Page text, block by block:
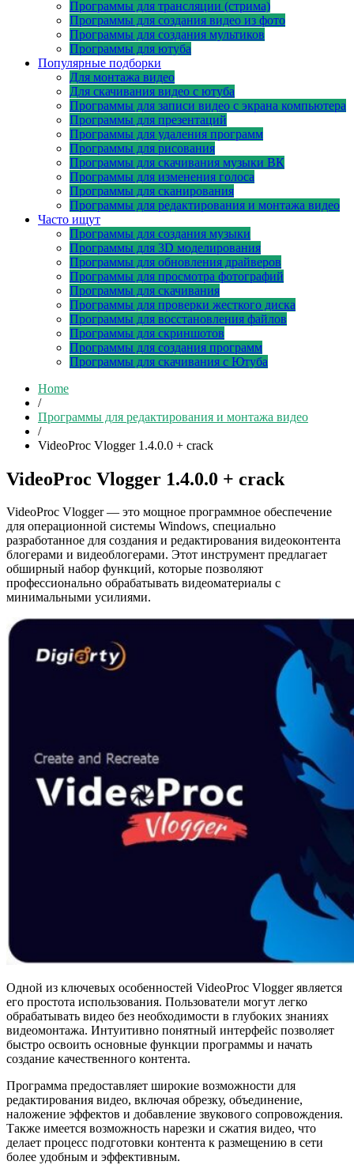
Программы для трансляции (стрима)
Программы для создания видео из фото
Программы для создания мультиков
Программы для ютуба
Популярные подборки
Для монтажа видео
Для скачивания видео с ютуба
Программы для записи видео с экрана компьютера
Программы для презентаций
Программы для удаления программ
Программы для рисования
Программы для скачивания музыки ВК
Программы для изменения голоса
Программы для сканирования
Программы для редактирования и монтажа видео
Часто ищут
Программы для создания музыки
Программы для 3D моделирования
Программы для обновления драйверов
Программы для просмотра фотографий
Программы для скачивания
Программы для проверки жесткого диска
Программы для восстановления файлов
Программы для скриншотов
Программы для создания программ
Программы для скачивания с Ютуба
Home
/
Программы для редактирования и монтажа видео
/
VideoProc Vlogger 1.4.0.0 + crack
VideoProc Vlogger 1.4.0.0 + crack
VideoProc Vlogger — это мощное программное обеспечение
для операционной системы Windows, специально
разработанное для создания и редактирования видеоконтента
блогерами и видеоблогерами. Этот инструмент предлагает
обширный набор функций, которые позволяют
профессионально обрабатывать видеоматериалы с
минимальными усилиями.
Одной из ключевых особенностей VideoProc Vlogger является
его простота использования. Пользователи могут легко
обрабатывать видео без необходимости в глубоких знаниях
видеомонтажа. Интуитивно понятный интерфейс позволяет
быстро освоить основные функции программы и начать
создание качественного контента.
Программа предоставляет широкие возможности для
редактирования видео, включая обрезку, объединение,
наложение эффектов и добавление звукового сопровождения.
Также имеется возможность нарезки и сжатия видео, что
делает процесс подготовки контента к размещению в сети
более удобным и эффективным.